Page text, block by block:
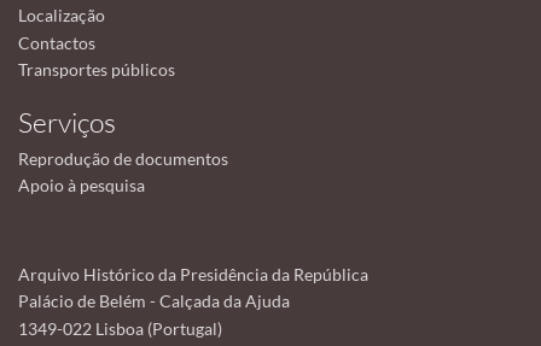
Localização
Contactos
Transportes públicos
Serviços
Reprodução de documentos
Apoio à pesquisa
Arquivo Histórico da Presidência da República
Palácio de Belém - Calçada da Ajuda
1349-022 Lisboa (Portugal)